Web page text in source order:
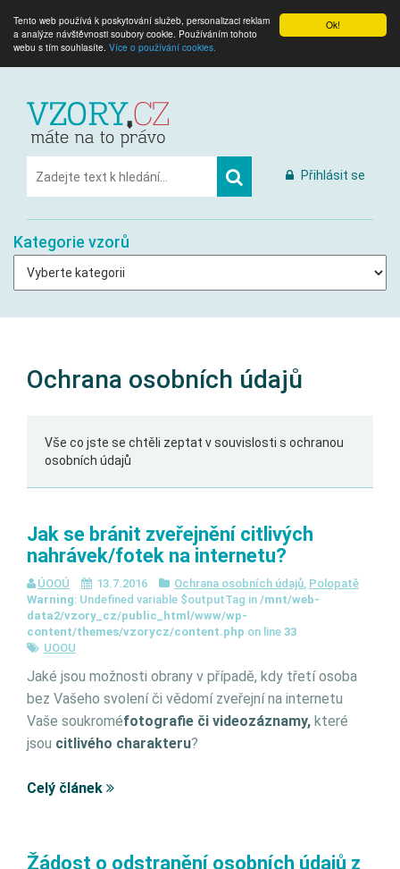
Ok!
Tento web používá k poskytování služeb, personalizaci reklam
a analýze návštěvnosti soubory cookie. Používáním tohoto
webu s tím souhlasíte. Více o používání cookies.
Přihlásit se
Kategorie vzorů
Ochrana osobních údajů
Vše co jste se chtěli zeptat v souvislosti s ochranou
osobních údajů
Jak se bránit zveřejnění citlivých
nahrávek/fotek na internetu?
ÚOOÚ 13.7.2016 Ochrana osobních údajů, Polopatě
Warning: Undefined variable $outputTag in /mnt/web-
data2/vzory_cz/public_html/www/wp-
content/themes/vzorycz/content.php on line 33
UOOU
Jaké jsou možnosti obrany v případě, kdy třetí osoba
bez Vašeho svolení či vědomí zveřejní na internetu
Vaše soukroméfotografie či videozáznamy, které
jsou citlivého charakteru?
Celý článek
Žádost o odstranění osobních údajů z